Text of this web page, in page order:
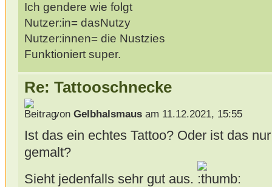
Ich gendere wie folgt
Nutzer:in= dasNutzy
Nutzer:innen= die Nustzies
Funktioniert super.
Re: Tattooschnecke
von Gelbhalsmausam 11.12.2021, 15:55
Ist das ein echtes Tattoo? Oder ist das
gemalt?
Sieht jedenfalls sehr gut aus.